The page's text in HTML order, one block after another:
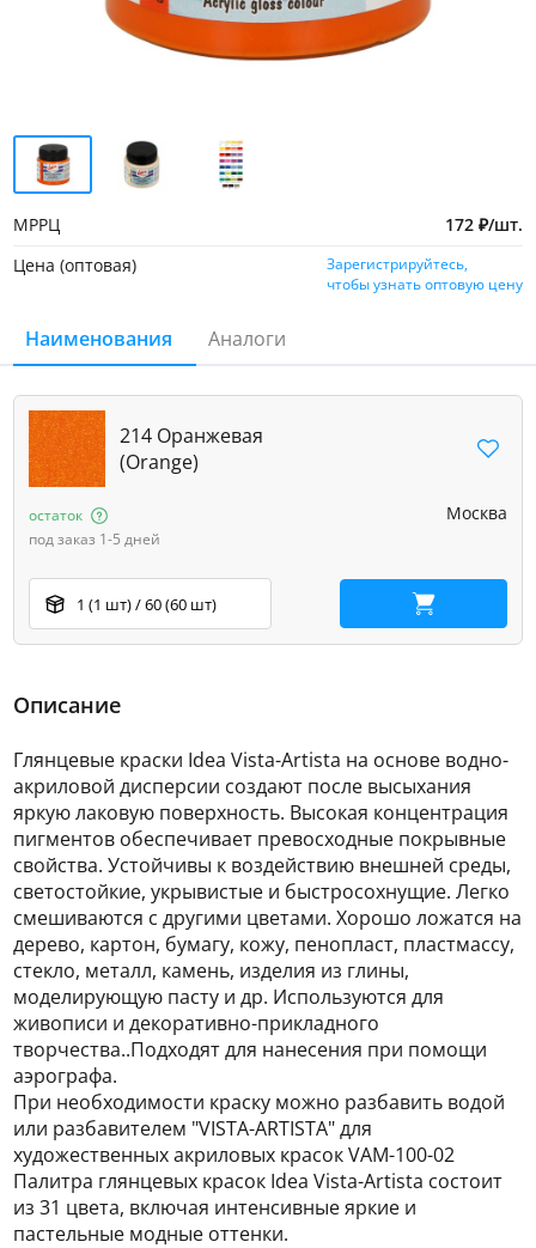
МРРЦ 172 ₽/шт.
Цена (оптовая)
Зарегистрируйтесь,
чтобы узнать оптовую цену
Наименования Аналоги
214 Оранжевая
(Orange)
Москва
остаток
под заказ 1-5 дней
1 (1 шт) / 60 (60 шт) В корзину
Описание
Глянцевые краски Idea Vista-Artista на основе водно-
акриловой дисперсии создают после высыхания
яркую лаковую поверхность. Высокая концентрация
пигментов обеспечивает превосходные покрывные
свойства. Устойчивы к воздействию внешней среды,
светостойкие, укрывистые и быстросохнущие. Легко
смешиваются с другими цветами. Хорошо ложатся на
дерево, картон, бумагу, кожу, пенопласт, пластмассу,
стекло, металл, камень, изделия из глины,
моделирующую пасту и др. Используются для
живописи и декоративно-прикладного
творчества..Подходят для нанесения при помощи
аэрографа.
При необходимости краску можно разбавить водой
или разбавителем "VISTA-ARTISTA" для
художественных акриловых красок VAM-100-02
Палитра глянцевых красок Idea Vista-Artista состоит
из 31 цвета, включая интенсивные яркие и
пастельные модные оттенки.